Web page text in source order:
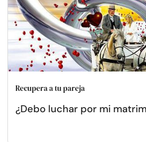
Recupera a tu pareja
¿Debo luchar por mi